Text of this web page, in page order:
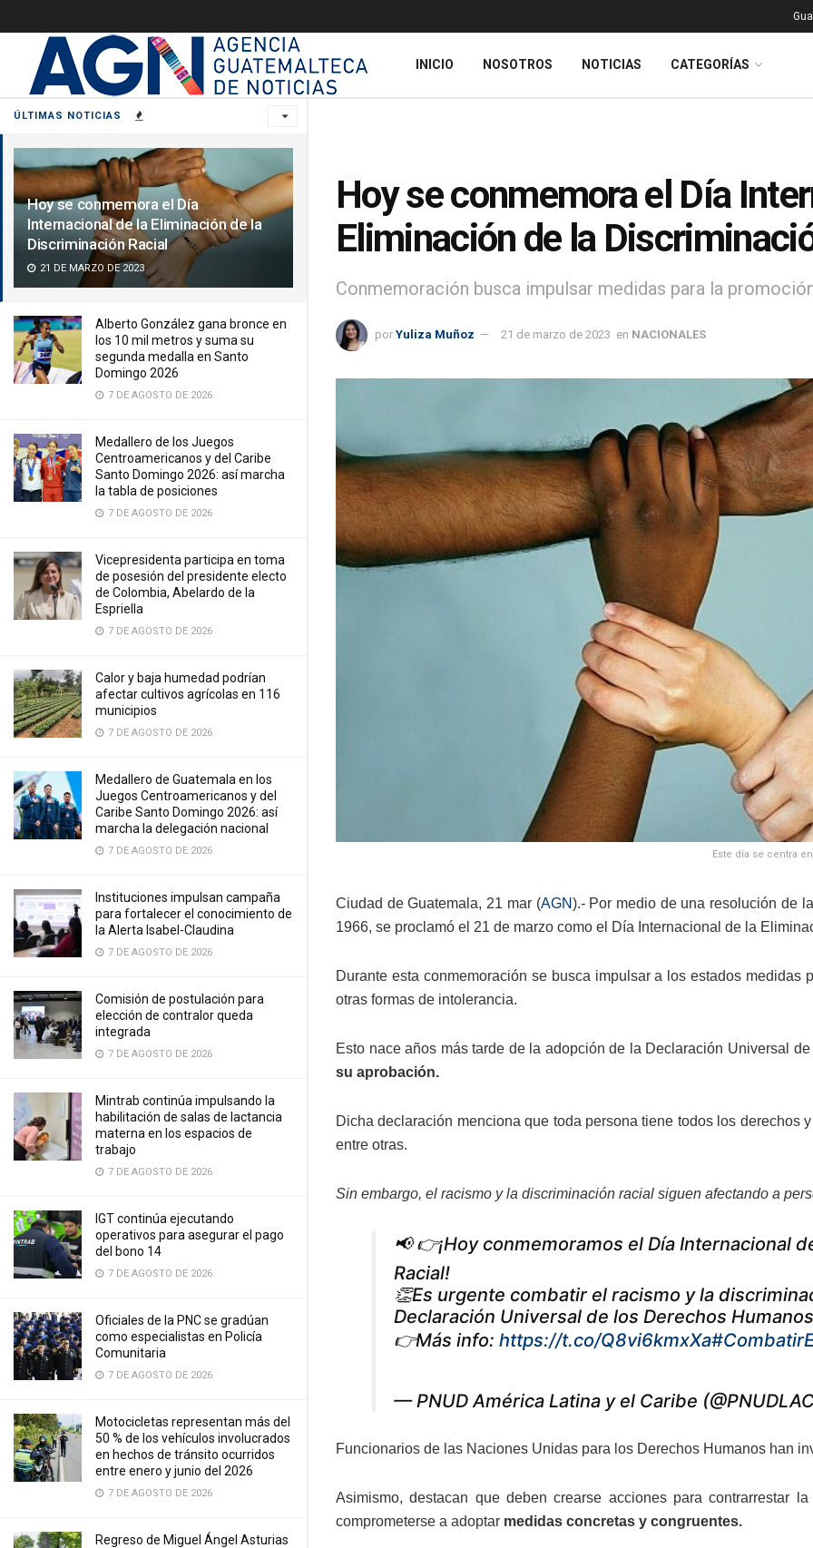
ÚLTIMAS NOTICIAS
Hoy se conmemora el Día
Internacional de la Eliminación de la
Discriminación Racial
21 DE MARZO DE 2023
Alberto González gana bronce en
los 10 mil metros y suma su
segunda medalla en Santo
Domingo 2026
7 DE AGOSTO DE 2026
Medallero de los Juegos
Centroamericanos y del Caribe
Santo Domingo 2026: así marcha
la tabla de posiciones
7 DE AGOSTO DE 2026
Vicepresidenta participa en toma
de posesión del presidente electo
de Colombia, Abelardo de la
Espriella
7 DE AGOSTO DE 2026
Calor y baja humedad podrían
afectar cultivos agrícolas en 116
municipios
7 DE AGOSTO DE 2026
Medallero de Guatemala en los
Juegos Centroamericanos y del
Caribe Santo Domingo 2026: así
marcha la delegación nacional
7 DE AGOSTO DE 2026
Instituciones impulsan campaña
para fortalecer el conocimiento de
la Alerta Isabel-Claudina
7 DE AGOSTO DE 2026
Comisión de postulación para
elección de contralor queda
integrada
7 DE AGOSTO DE 2026
Mintrab continúa impulsando la
habilitación de salas de lactancia
materna en los espacios de
trabajo
7 DE AGOSTO DE 2026
IGT continúa ejecutando
operativos para asegurar el pago
del bono 14
7 DE AGOSTO DE 2026
Oficiales de la PNC se gradúan
como especialistas en Policía
Comunitaria
7 DE AGOSTO DE 2026
Motocicletas representan más del
50 % de los vehículos involucrados
en hechos de tránsito ocurridos
entre enero y junio del 2026
7 DE AGOSTO DE 2026
Regreso de Miguel Ángel Asturias
INICIO NOSOTROS NOTICIAS CATEGORÍAS
Hoy se conmemora el Día
Eliminación de la
Conmemoración busca impulsar medidas para la
por Yuliza Muñoz 21 de marzo de 2023 en NACIONALES
Este día se centra
Ciudad de Guatemala, 21 mar (AGN).- Por medio de una resolución de
1966, se proclamó el 21 de marzo como el Día Internacional de la
Durante esta conmemoración se busca impulsar a los estados
otras formas de intolerancia.
Esto nace años más tarde de la adopción de la Declaración Universal
su aprobación.
Dicha declaración menciona que toda persona tiene todos los derechos
entre otras.
Sin embargo, el racismo y la discriminación racial siguen afectando a
📢 👉¡Hoy conmemoramos el Día Internacional
Racial!
👏Es urgente combatir el racismo y la
Declaración Universal de los Derechos Humanos
👉Más info: https://t.co/Q8vi6kmxXa
— PNUD América Latina y el Caribe
Funcionarios de las Naciones Unidas para los Derechos Humanos han
Asimismo, destacan que deben crearse acciones para contrarrestar
comprometerse a adoptar medidas concretas y congruentes.